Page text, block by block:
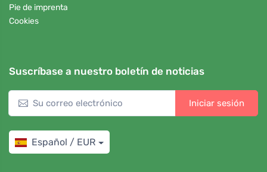
Pie de imprenta
Cookies
Suscríbase a nuestro boletín de noticias
Iniciar sesión
Español / EUR